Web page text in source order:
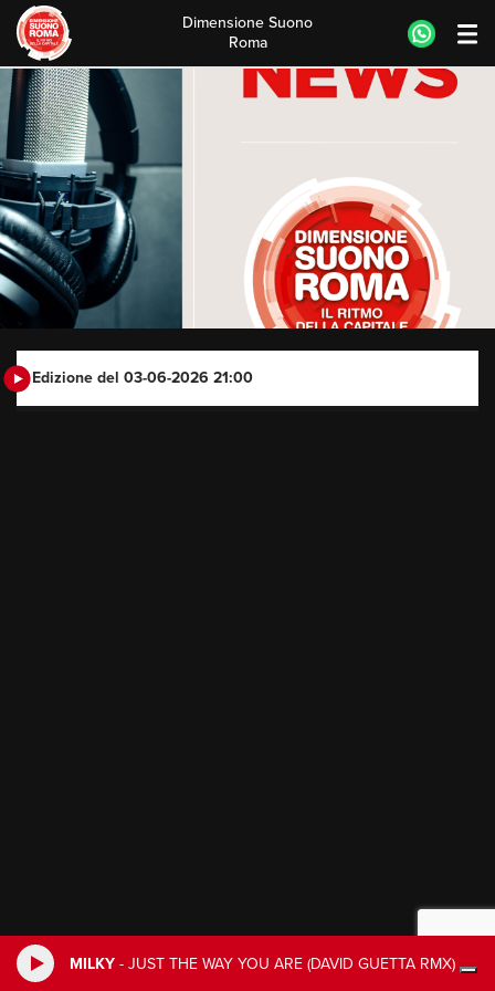
MILKY - JUST THE WAY YOU ARE (DAVID GUETTA RMX)
Skip
to
content
Dimensione Suono
Roma
Edizione del 03-06-2026 21:00